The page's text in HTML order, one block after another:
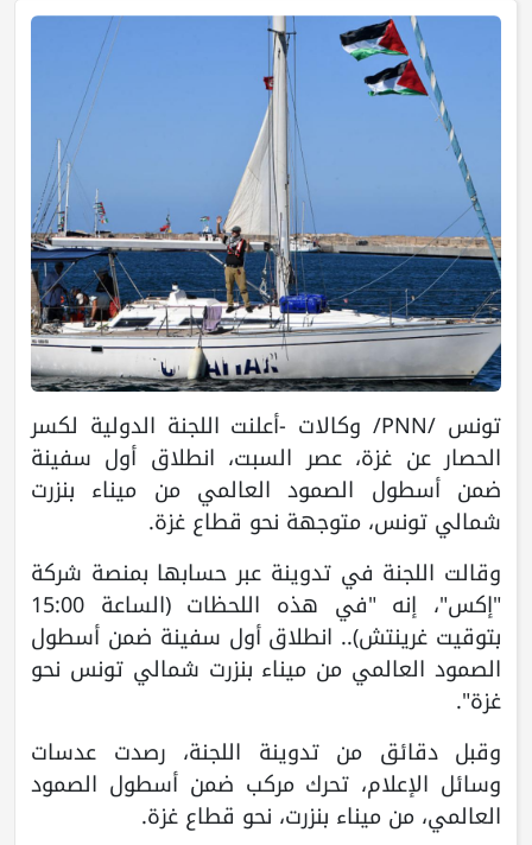
تونس /PNN/ وكالات -أعلنت اللجنة الدولية لكسر
الحصار عن غزة، عصر السبت، انطلاق أول سفينة
ضمن أسطول الصمود العالمي من ميناء بنزرت
شمالي تونس، متوجهة نحو قطاع غزة.
وقالت اللجنة في تدوينة عبر حسابها بمنصة شركة
"إكس"، إنه "في هذه اللحظات (الساعة 15:00
بتوقيت غرينتش).. انطلاق أول سفينة ضمن أسطول
الصمود العالمي من ميناء بنزرت شمالي تونس نحو
غزة".
وقبل دقائق من تدوينة اللجنة، رصدت عدسات
وسائل الإعلام، تحرك مركب ضمن أسطول الصمود
العالمي، من ميناء بنزرت، نحو قطاع غزة.